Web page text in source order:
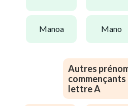
manoa mano
Autres
commençants
lettre A